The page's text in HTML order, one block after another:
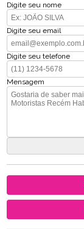
Digite seu nome
Digite seu email
Digite seu telefone
Mensagem